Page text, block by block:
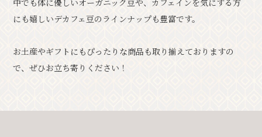
バナー広告案内
お問い合わせ
中でも体に優しいオーガニック豆や、カフェインを気にする方
にも嬉しいデカフェ豆のラインナップも豊富です。
お土産やギフトにもぴったりな商品も取り揃えておりますの
で、ぜひお立ち寄りください！